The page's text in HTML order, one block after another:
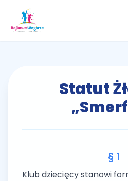
Statut
§ 1
Klub dziecięcy stanowi